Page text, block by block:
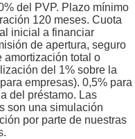
del PVP. Plazo mínimo
120 meses. Cuota
inicial a financiar
de apertura, seguro
amortización total o
del 1% sobre la
empresas). 0,5% para
del préstamo. Las
son una simulación
por parte de nuestras